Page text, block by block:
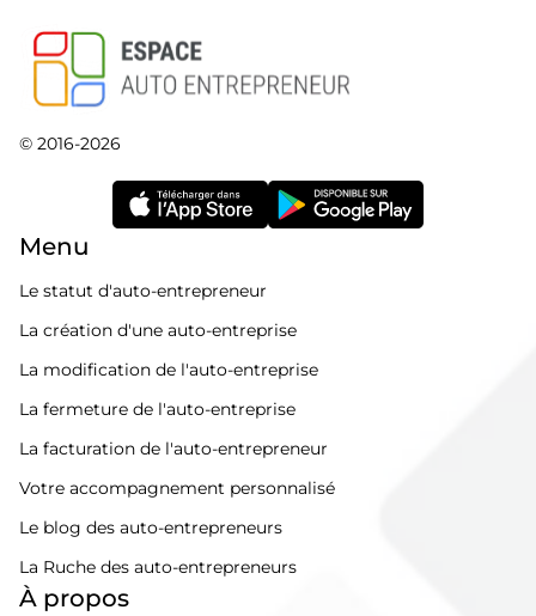
© 2016-2026
Menu
Le statut d'auto-entrepreneur
La création d'une auto-entreprise
La modification de l'auto-entreprise
La fermeture de l'auto-entreprise
La facturation de l'auto-entrepreneur
Votre accompagnement personnalisé
Le blog des auto-entrepreneurs
La Ruche des auto-entrepreneurs
À propos